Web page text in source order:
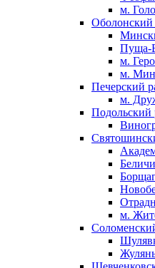
м.
Оболонский
Пуща-
м.
м.
Печерский
м.
Подольский
Беличи
м.